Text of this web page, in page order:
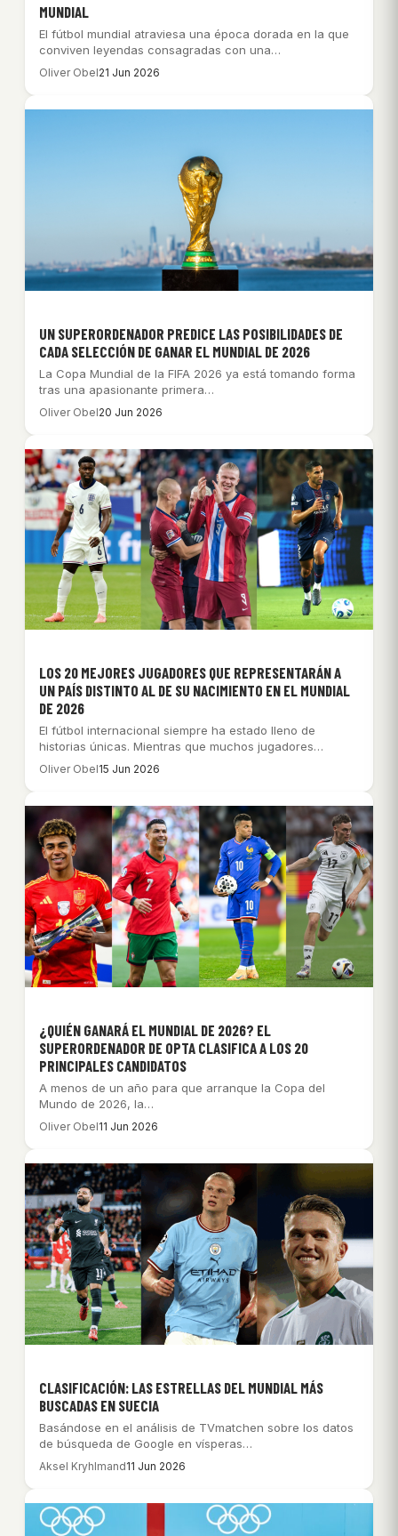
MUNDIAL
El fútbol mundial atraviesa una época dorada en la que
conviven leyendas consagradas con una…
Oliver Obel21 Jun 2026
UN SUPERORDENADOR PREDICE LAS POSIBILIDADES DE
CADA SELECCIÓN DE GANAR EL MUNDIAL DE 2026
La Copa Mundial de la FIFA 2026 ya está tomando forma
tras una apasionante primera…
Oliver Obel20 Jun 2026
LOS 20 MEJORES JUGADORES QUE REPRESENTARÁN A
UN PAÍS DISTINTO AL DE SU NACIMIENTO EN EL MUNDIAL
DE 2026
El fútbol internacional siempre ha estado lleno de
historias únicas. Mientras que muchos jugadores
representan…
Oliver Obel15 Jun 2026
¿QUIÉN GANARÁ EL MUNDIAL DE 2026? EL
SUPERORDENADOR DE OPTA CLASIFICA A LOS 20
PRINCIPALES CANDIDATOS
A menos de un año para que arranque la Copa del
Mundo de 2026, la…
Oliver Obel11 Jun 2026
CLASIFICACIÓN: LAS ESTRELLAS DEL MUNDIAL MÁS
BUSCADAS EN SUECIA
Basándose en el análisis de TVmatchen sobre los datos
de búsqueda de Google en vísperas…
Aksel Kryhlmand11 Jun 2026